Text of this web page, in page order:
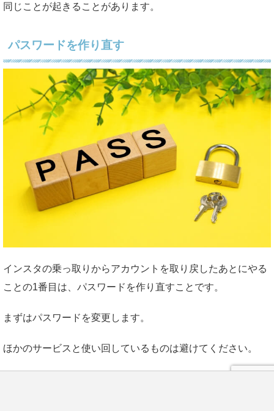
同じことが起きることがあります。
パスワードを作り直す
インスタの乗っ取りからアカウントを取り戻したあとにやる
ことの1番目は、パスワードを作り直すことです。
まずはパスワードを変更します。
ほかのサービスと使い回しているものは避けてください。